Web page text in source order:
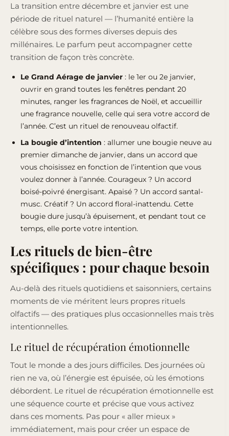
La transition entre décembre et janvier est une
période de rituel naturel — l’humanité entière la
célèbre sous des formes diverses depuis des
millénaires. Le parfum peut accompagner cette
transition de façon très concrète.
Le Grand Aérage de janvier : le 1er ou 2e janvier,
ouvrir en grand toutes les fenêtres pendant 20
minutes, ranger les fragrances de Noël, et accueillir
une fragrance nouvelle, celle qui sera votre accord de
l’année. C’est un rituel de renouveau olfactif.
La bougie d’intention : allumer une bougie neuve au
premier dimanche de janvier, dans un accord que
vous choisissez en fonction de l’intention que vous
voulez donner à l’année. Courageux ? Un accord
boisé-poivré énergisant. Apaisé ? Un accord santal-
musc. Créatif ? Un accord floral-inattendu. Cette
bougie dure jusqu’à épuisement, et pendant tout ce
temps, elle porte votre intention.
Les rituels de bien-être
spécifiques : pour chaque besoin
Au-delà des rituels quotidiens et saisonniers, certains
moments de vie méritent leurs propres rituels
olfactifs — des pratiques plus occasionnelles mais très
intentionnelles.
Le rituel de récupération émotionnelle
Tout le monde a des jours difficiles. Des journées où
rien ne va, où l’énergie est épuisée, où les émotions
débordent. Le rituel de récupération émotionnelle est
une séquence courte et précise que vous activez
dans ces moments. Pas pour « aller mieux »
immédiatement, mais pour créer un espace de